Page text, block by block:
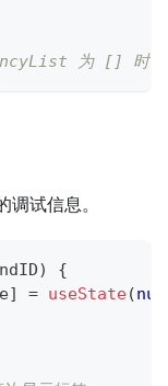
为 [] 时，仅
试信息。
)
{
] = useState(